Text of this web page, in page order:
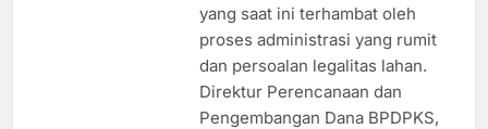
yang saat ini terhambat oleh
proses administrasi yang rumit
dan persoalan legalitas lahan.
Direktur Perencanaan dan
Pengembangan Dana BPDPKS,